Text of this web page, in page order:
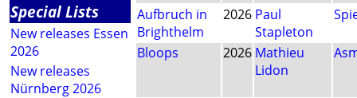
Special Lists
New releases Essen
2026
New releases
Nürnberg 2026
Aufbruch in
Brighthelm
2026 Paul
Stapleton
Bloops 2026 Mathieu
Lidon